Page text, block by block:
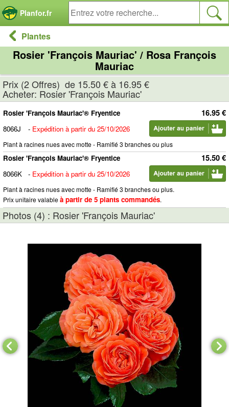
Planfor.fr
Plantes
Rosier 'François Mauriac' / Rosa François
Mauriac
Prix (2 Offres) de 15.50 € à 16.95 €
Acheter: Rosier 'François Mauriac'
16.95 €
Rosier 'François Mauriac'® Fryentice
8066J
- Expédition à partir du 25/10/2026
Plant à racines nues avec motte - Ramifié 3 branches ou plus
15.50 €
Rosier 'François Mauriac'® Fryentice
8066K
- Expédition à partir du 25/10/2026
Plant à racines nues avec motte - Ramifié 3 branches ou plus.
Prix unitaire valableà partir de 5 plants commandés.
Photos (4) : Rosier 'François Mauriac'
Panneau de gestion des cookies